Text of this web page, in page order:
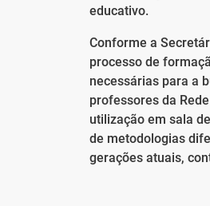
educativo.
Conforme a
processo de
necessárias para a
professores da
utilização em sala
de metodologias
gerações atuais,